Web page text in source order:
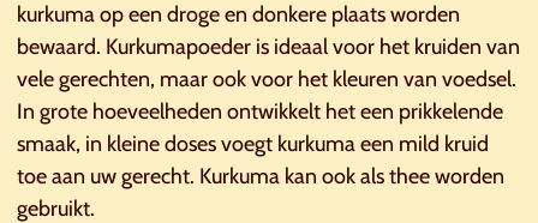
kurkuma op een droge en donkere plaats worden
bewaard. Kurkumapoeder is ideaal voor het kruiden van
vele gerechten, maar ook voor het kleuren van voedsel.
In grote hoeveelheden ontwikkelt het een prikkelende
smaak, in kleine doses voegt kurkuma een mild kruid
toe aan uw gerecht. Kurkuma kan ook als thee worden
gebruikt.